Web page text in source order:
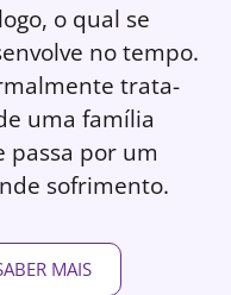
o qual se
no tempo.
trata-
uma família
passa por um
sofrimento.
MAIS